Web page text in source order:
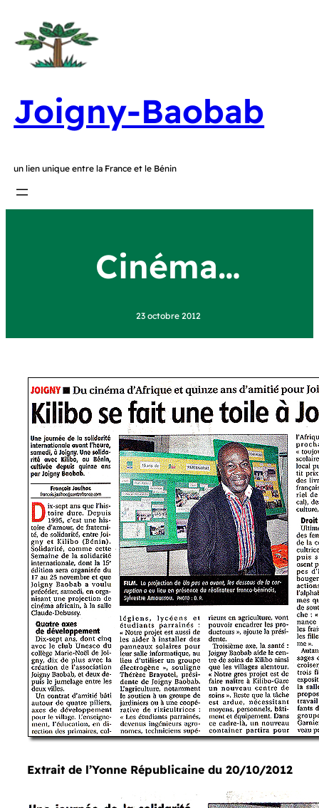
Joigny-Baobab
un lien unique entre la France et le Bénin
Cinéma…
23 octobre 2012
Extrait de l’Yonne Républicaine du 20/10/2012